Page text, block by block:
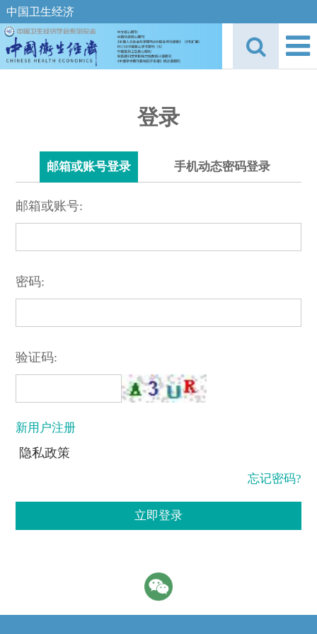
中国卫生经济
登录
邮箱或账号登录 手机动态密码登录
邮箱或账号:
密码:
验证码:
新用户注册
隐私政策
忘记密码?
立即登录